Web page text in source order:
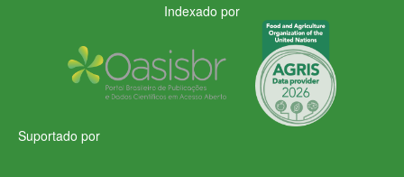
Indexado por
Suportado por